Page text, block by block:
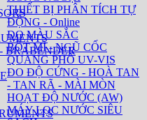
BRABENDER
THIẾT BỊ PHÂN TÍCH TỰ
ĐỘNG - Online
ĐO MÀU SẮC
BỘT MÌ - NGŨ CỐC
QUANG PHỔ UV-VIS
ĐO ĐỘ CỨNG - HOÀ TAN
- TAN RÃ - MÀI MÒN
HOẠT ĐỘ NƯỚC (AW)
MÁY LỌC NƯỚC SIÊU